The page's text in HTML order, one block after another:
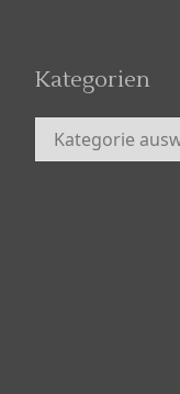
Kategorien
Kategorien